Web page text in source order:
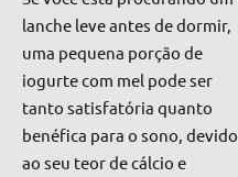
lanche leve antes de dormir,
uma pequena porção de
iogurte com mel pode ser
tanto satisfatória quanto
benéfica para o sono, devido
ao seu teor de cálcio e